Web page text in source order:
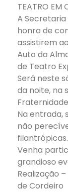
TEATRO EM
A
honra de
assistirem
Auto da
de Teatro
Será neste
da noite, na
Na entrada,
não
filantrópicas.
Venha
grandioso
Realização
de Cordeiro